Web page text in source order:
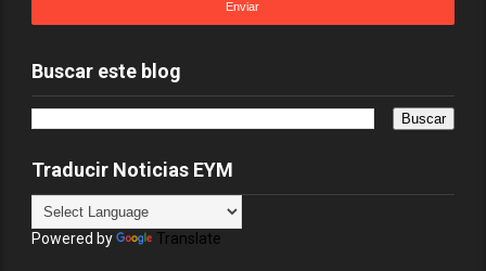
Buscar este blog
Traducir Noticias EYM
Powered by Translate